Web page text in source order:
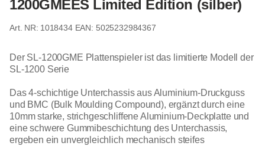
1200GMEES Limited Edition (silber)
1018434 EAN: 5025232984367
Der SL-1200GME Plattenspieler ist das limitierte Modell der
SL-1200 Serie
Das 4-schichtige Unterchassis aus Aluminium-Druckguss
und BMC (Bulk Moulding Compound), ergänzt durch eine
10mm starke, strichgeschliffene Aluminium-Deckplatte und
eine schwere Gummibeschichtung des Unterchassis,
ergeben ein unvergleichlich mechanisch steifes